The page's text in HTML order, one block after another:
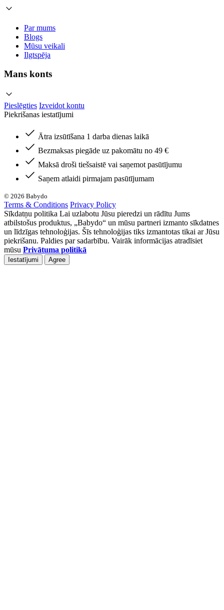
Par mums
Blogs
Mūsu veikali
Ilgtspēja
Mans konts
Pieslēgties Izveidot kontu
Piekrišanas iestatījumi
Ātra izsūtīšana 1 darba dienas laikā
Bezmaksas piegāde uz pakomātu no 49 €
Maksā droši tiešsaistē vai saņemot pasūtījumu
Saņem atlaidi pirmajam pasūtījumam
© 2026 Babydo
Terms & Conditions Privacy Policy
Sīkdatņu politika Lai uzlabotu Jūsu pieredzi un rādītu Jums
atbilstošus produktus, „Babydo“ un mūsu partneri izmanto sīkdatnes
un līdzīgas tehnoloģijas. Šīs tehnoloģijas tiks izmantotas tikai ar Jūsu
piekrišanu. Paldies par sadarbību. Vairāk informācijas atradīsiet
mūsu Privātuma politikā
Iestatījumi Agree